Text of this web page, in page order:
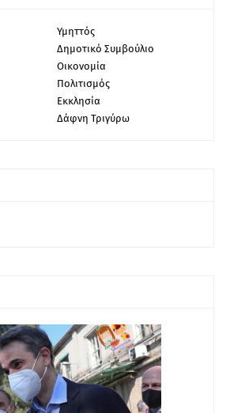
Υμηττός
Δημοτικό Συμβούλιο
Οικονομία
Πολιτισμός
Εκκλησία
Δάφνη Τριγύρω